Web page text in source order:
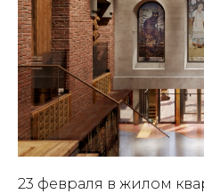
23 февраля в жилом